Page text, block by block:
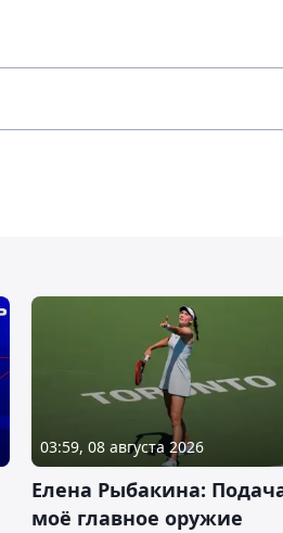
03:59, 08 августа 2026
Елена Рыбакина:
моё главное оружие